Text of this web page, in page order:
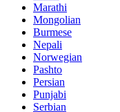
Marathi
Mongolian
Burmese
Nepali
Norwegian
Pashto
Persian
Punjabi
Serbian